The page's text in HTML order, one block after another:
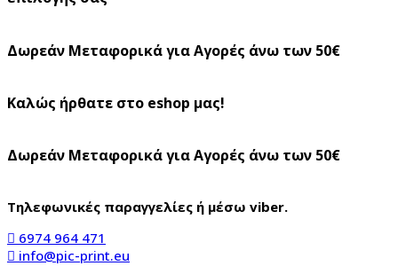
Δωρεάν Μεταφορικά για Αγορές άνω των 50€
Καλώς ήρθατε στο eshop μας!
Δωρεάν Μεταφορικά για Αγορές άνω των 50€
Τηλεφωνικές παραγγελίες ή μέσω viber.
6974 964 471
info@pic-print.eu